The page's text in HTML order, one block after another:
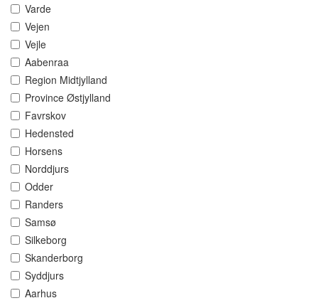
Varde
Vejen
Vejle
Aabenraa
Region Midtjylland
Province Østjylland
Favrskov
Hedensted
Horsens
Norddjurs
Odder
Randers
Samsø
Silkeborg
Skanderborg
Syddjurs
Aarhus